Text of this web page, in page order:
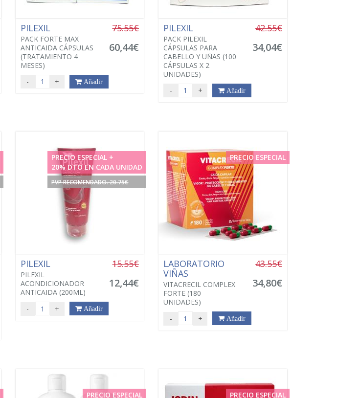
PILEXIL
PACK FORTE MAX
ANTICAIDA CÁPSULAS
(TRATAMIENTO 4
MESES)
75.55€
60,44€
- + Añadir
PILEXIL
PACK PILEXIL
CÁPSULAS PARA
CABELLO Y UÑAS (100
CÁPSULAS X 2
UNIDADES)
42.55€
34,04€
- + Añadir
PRECIO ESPECIAL +
20% DTO EN CADA UNIDAD
PVP RECOMENDADO. 20.75€
PILEXIL
PILEXIL
ACONDICIONADOR
ANTICAIDA (200ML)
15.55€
12,44€
- + Añadir
PRECIO ESPECIAL
LABORATORIO
VIÑAS
VITACRECIL COMPLEX
FORTE (180
UNIDADES)
43.55€
34,80€
- + Añadir
PRECIO ESPECIAL PRECIO ESPECIAL